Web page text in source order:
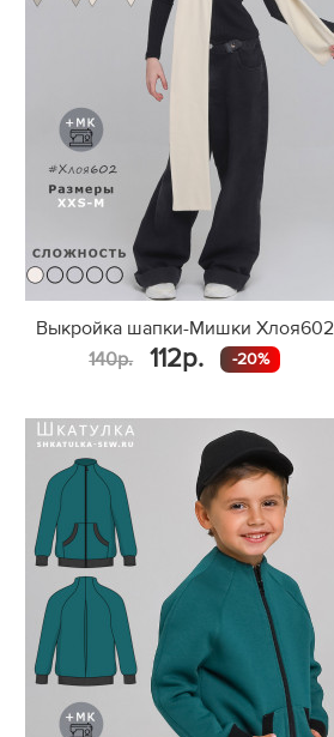
Выкройка шапки-Мишки Хлоя602
140р.
112р. -20%